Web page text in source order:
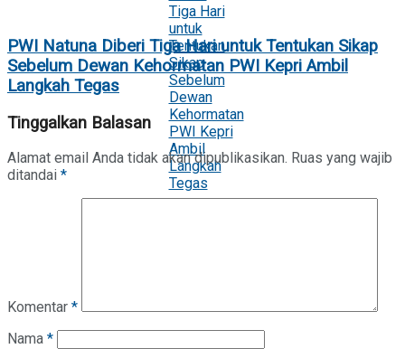
PWI Natuna Diberi Tiga Hari untuk Tentukan Sikap
Sebelum Dewan Kehormatan PWI Kepri Ambil
Langkah Tegas
Tinggalkan Balasan
Alamat email Anda tidak akan dipublikasikan. Ruas yang wajib
ditandai *
Komentar *
Nama *